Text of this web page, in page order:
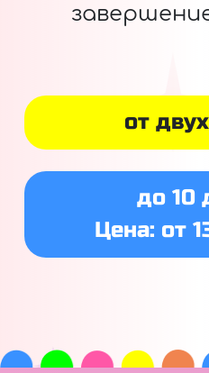
от
до 10
Цена: от